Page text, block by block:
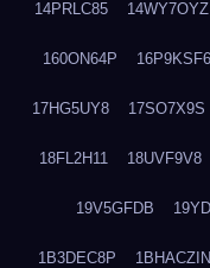
14PRLC85 14WY7OYZ
160ON64P 16P9KSF6
17HG5UY8 17SO7X9S
18FL2H11 18UVF9V8
19V5GFDB
1B3DEC8P 1BHACZIN